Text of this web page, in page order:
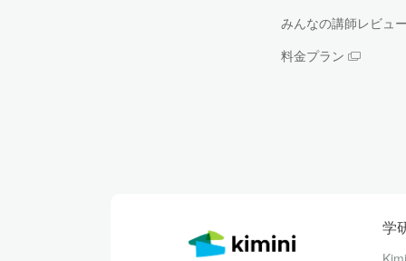
みんなの講師レビュ
料金プラン
学